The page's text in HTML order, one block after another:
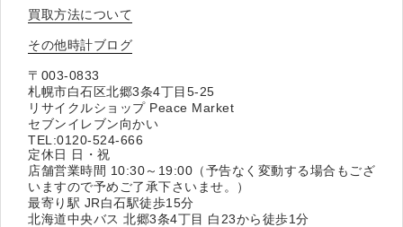
買取方法について
その他時計ブログ
〒003-0833
札幌市白石区北郷3条4丁目5-25
リサイクルショップ Peace Market
セブンイレブン向かい
TEL:0120-524-666
定休日 日・祝
店舗営業時間 10:30～19:00（予告なく変動する場合もござ
いますので予めご了承下さいませ。）
最寄り駅 JR白石駅徒歩15分
北海道中央バス 北郷3条4丁目 白23から徒歩1分